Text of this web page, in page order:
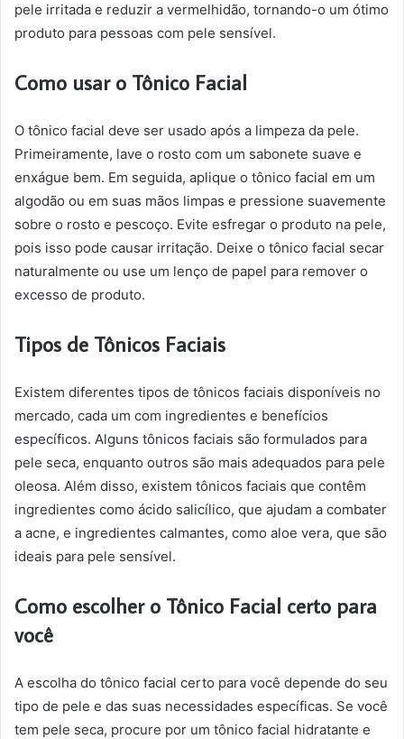
pele irritada e reduzir a vermelhidão, tornando-o um ótimo
produto para pessoas com pele sensível.
Como usar o Tônico Facial
O tônico facial deve ser usado após a limpeza da pele.
Primeiramente, lave o rosto com um sabonete suave e
enxágue bem. Em seguida, aplique o tônico facial em um
algodão ou em suas mãos limpas e pressione suavemente
sobre o rosto e pescoço. Evite esfregar o produto na pele,
pois isso pode causar irritação. Deixe o tônico facial secar
naturalmente ou use um lenço de papel para remover o
excesso de produto.
Tipos de Tônicos Faciais
Existem diferentes tipos de tônicos faciais disponíveis no
mercado, cada um com ingredientes e benefícios
específicos. Alguns tônicos faciais são formulados para
pele seca, enquanto outros são mais adequados para pele
oleosa. Além disso, existem tônicos faciais que contêm
ingredientes como ácido salicílico, que ajudam a combater
a acne, e ingredientes calmantes, como aloe vera, que são
ideais para pele sensível.
Como escolher o Tônico Facial certo para
você
A escolha do tônico facial certo para você depende do seu
tipo de pele e das suas necessidades específicas. Se você
tem pele seca, procure por um tônico facial hidratante e